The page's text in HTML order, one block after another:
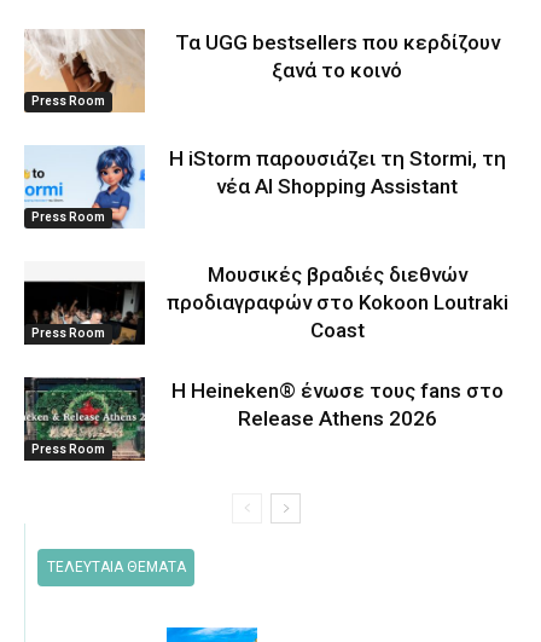
Press Room
Τα UGG bestsellers που κερδίζουν
ξανά το κοινό
Press Room
Η iStorm παρουσιάζει τη Stormi, τη
νέα AI Shopping Assistant
Press Room
Μουσικές βραδιές διεθνών
προδιαγραφών στο Kokoon Loutraki
Coast
Press Room
Η Heineken® ένωσε τους fans στο
Release Athens 2026
ΤΕΛΕΥΤΑΙΑ ΘΕΜΑΤΑ